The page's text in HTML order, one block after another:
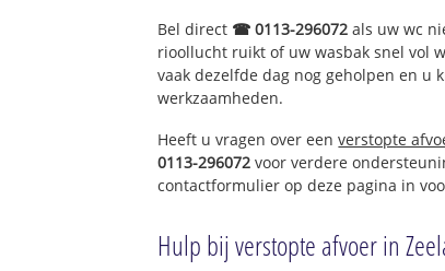
Bel direct ☎ 0113-296072 als uw wc
rioollucht ruikt of uw wasbak snel vol
vaak dezelfde dag nog geholpen en u
werkzaamheden.
Heeft u vragen over eenverstopte
0113-296072 voor verdere
contactformulier op deze pagina in
Hulp bij verstopte afvoer in